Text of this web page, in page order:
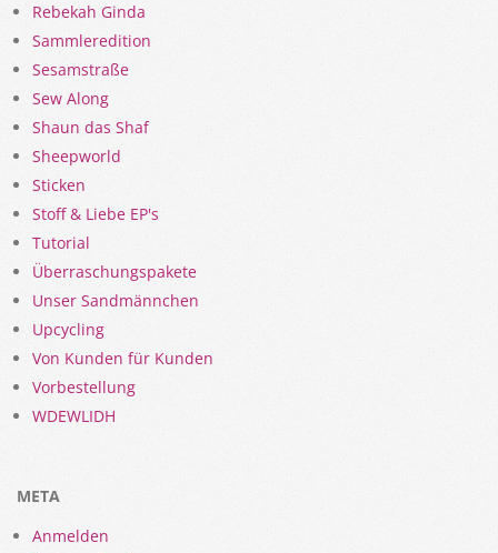
Rebekah Ginda
Sammleredition
Sesamstraße
Sew Along
Shaun das Shaf
Sheepworld
Sticken
Stoff & Liebe EP's
Tutorial
Überraschungspakete
Unser Sandmännchen
Upcycling
Von Kunden für Kunden
Vorbestellung
WDEWLIDH
META
Anmelden